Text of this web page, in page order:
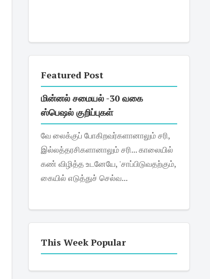
Featured Post
மின்னல் சமையல் -30 வகை
ஸ்பெஷல் குறிப்புகள்
வே லைக்குப் போகிறவர்களானாலும் சரி,
இல்லத்தரசிகளானாலும் சரி... காலையில்
கண் விழித்த உடனேயே, 'சாப்பிடுவதற்கும்,
கையில் எடுத்துச் செல்வ...
This Week Popular